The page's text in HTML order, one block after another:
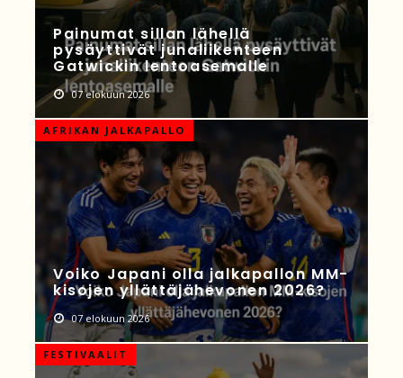
Painumat sillan lähellä
pysäyttivät junaliikenteen
Gatwickin lentoasemalle
07 elokuun 2026
AFRIKAN JALKAPALLO
Voiko Japani olla jalkapallon MM-
kisojen yllättäjähevonen 2026?
07 elokuun 2026
FESTIVAALIT